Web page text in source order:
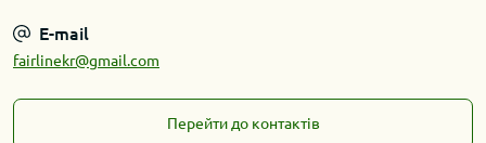
E-mail
fairlinekr@gmail.com
Перейти до контактів